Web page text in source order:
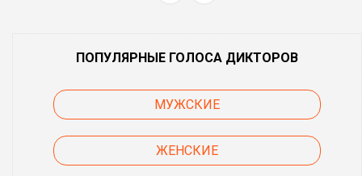
ПОПУЛЯРНЫЕ ГОЛОСА ДИКТОРОВ
МУЖСКИЕ
ЖЕНСКИЕ